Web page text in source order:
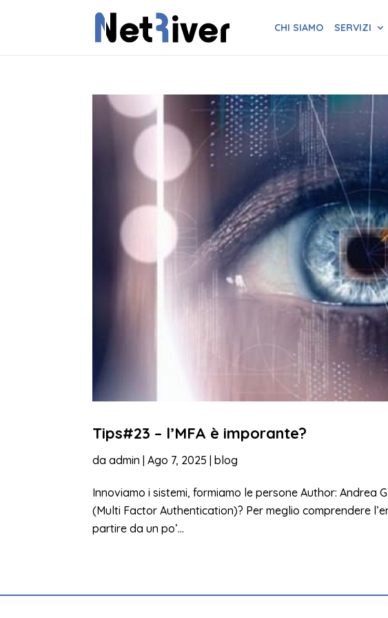
CHI SIAMO SERVIZI
Tips#23 – l’MFA è imporante?
daadmin |Ago 7, 2025 |blog
Innoviamo i sistemi, formiamo le persone Author: Andrea
(Multi Factor Authentication)? Per meglio comprendere
partire da un po’...